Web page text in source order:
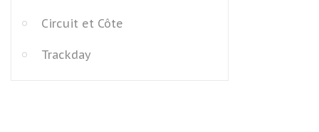
Circuit et Côte
Trackday